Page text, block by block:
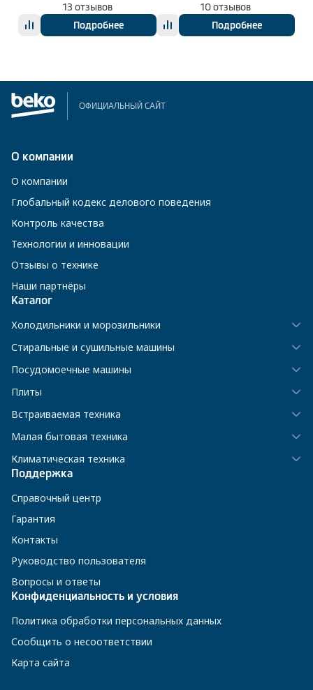
13 отзывов
Подробнее
10 отзывов
Подробнее
ОФИЦИАЛЬНЫЙ САЙТ
О компании
О компании
Глобальный кодекс делового поведения
Контроль качества
Технологии и инновации
Отзывы о технике
Наши партнёры
Каталог
Холодильники и морозильники
Стиральные и сушильные машины
Посудомоечные машины
Плиты
Встраиваемая техника
Малая бытовая техника
Климатическая техника
Поддержка
Справочный центр
Гарантия
Контакты
Руководство пользователя
Вопросы и ответы
Конфиденциальность и условия
Политика обработки персональных данных
Сообщить о несоответствии
Карта сайта